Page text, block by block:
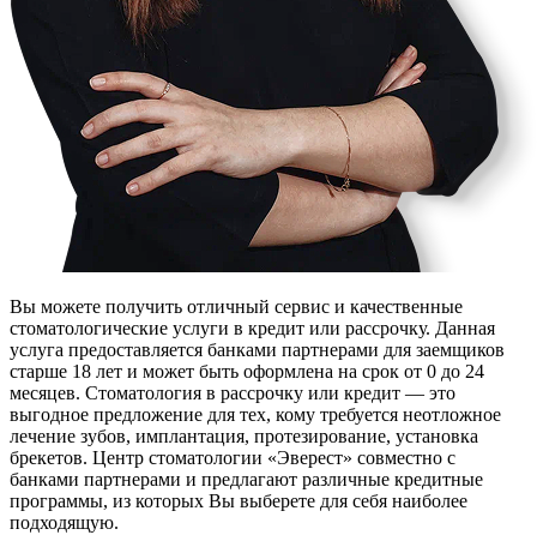
Вы можете получить отличный сервис и качественные
стоматологические услуги в кредит или рассрочку. Данная
услуга предоставляется банками партнерами для заемщиков
старше 18 лет и может быть оформлена на срок от 0 до 24
месяцев. Стоматология в рассрочку или кредит — это
выгодное предложение для тех, кому требуется неотложное
лечение зубов, имплантация, протезирование, установка
брекетов. Центр стоматологии «Эверест» совместно с
банками партнерами и предлагают различные кредитные
программы, из которых Вы выберете для себя наиболее
подходящую.